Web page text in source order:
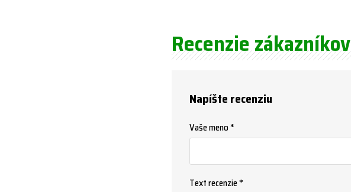
Recenzie zákazníkov
Napíšte recenziu
Vaše meno *
Text recenzie *